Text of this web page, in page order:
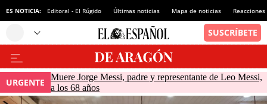
ES NOTICIA: Editoral - El Rúgido Últimas noticias Mapa de noticias
URGENTE
Muere Jorge Messi, padre y representante de Leo Messi,
a los 68 años